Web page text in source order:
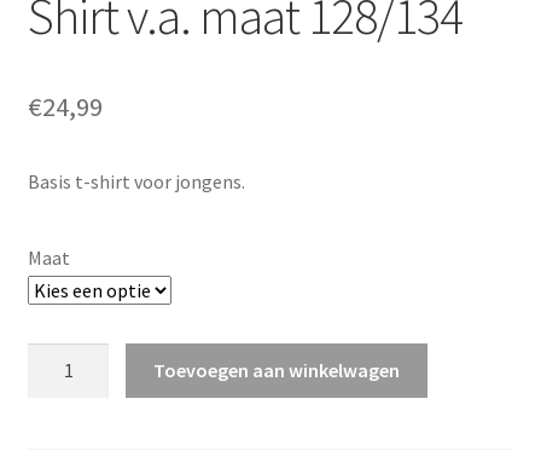
Shirt v.a. maat 128/134
€24,99
Basis t-shirt voor jongens.
Maat
Toevoegen aan winkelwagen